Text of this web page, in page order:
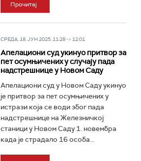
Прочитај
СРЕДА, 18. ЈУН 2025, 11:28 -> 12:01
Апелациони суд укинуо притвор за
пет осумњичених у случају пада
надстрешнице у Новом Саду
Апелациони суд у Новом Саду укинуо
је притвор за пет осумњичених у
истрази која се води због пада
надстрешнице на Железничкој
станици у Новом Саду 1. новембра
када је страдало 16 особа...